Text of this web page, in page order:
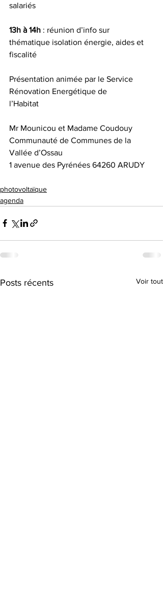
salariés
13h à 14h : réunion d’info sur
thématique isolation énergie, aides et
fiscalité
Présentation animée par le Service
Rénovation Energétique de
l’Habitat
Mr Mounicou et Madame Coudouy
Communauté de Communes de la
Vallée d’Ossau
1 avenue des Pyrénées 64260 ARUDY
photovoltaïque
agenda
Posts récents Voir tout